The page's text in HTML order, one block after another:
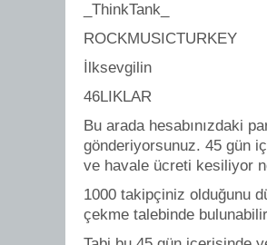
İlksevgilin
46LIKLAR
Bu arada hesabınızdaki
gönderiyorsunuz. 45 gün
ve havale ücreti kesiliyor
1000 takipçiniz olduğunu
çekme talebinde